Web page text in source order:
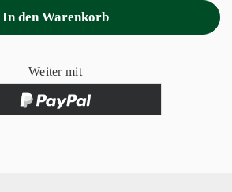
In den Warenkorb
Weiter mit